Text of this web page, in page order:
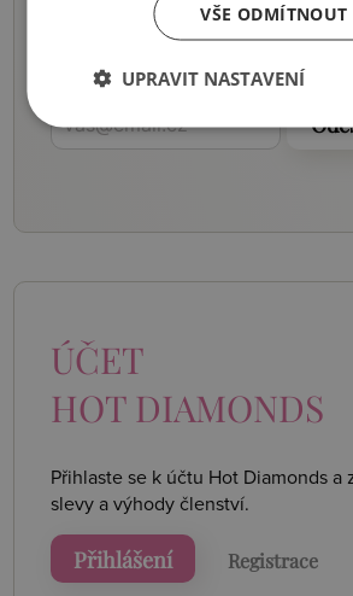
Buďte první, kdo se o nich dozví.
Pošleme vám je do e-mailu.
ÚČET
HOT DIAMONDS
Přihlaste se k účtu Hot Diamonds a
slevy a výhody členství.
Přihlášení Registrace
VŠE ODMÍTNOUT
UPRAVIT NASTAVENÍ